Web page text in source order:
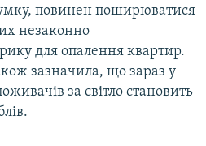
повинен поширюватися
незаконно
для опалення квартир.
зазначила, що зараз у
за світло становить